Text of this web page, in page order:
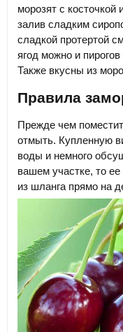
морозят с
залив сладким
сладкой протертой
ягод можно и
Также вкусны из
Правила
Прежде чем
отмыть. Купленную
воды и немного
вашем участке, то
из шланга прямо на